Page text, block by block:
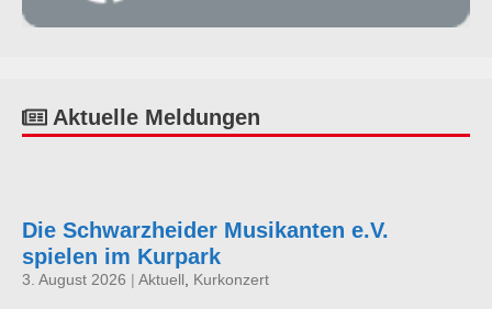
Aktuelle Meldungen
Die Schwarzheider Musikanten e.V.
spielen im Kurpark
3. August 2026 Aktuell , Kurkonzert